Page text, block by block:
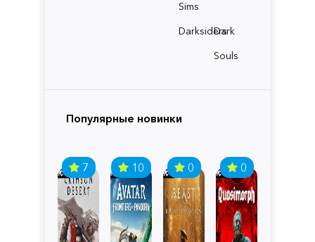
Sims
Darksiders
Dark
Souls
Популярные новинки
7 10 0 0